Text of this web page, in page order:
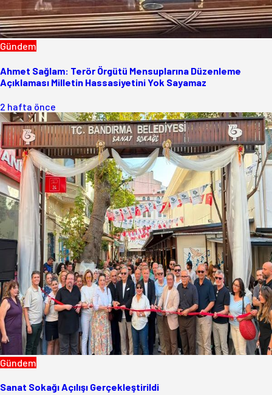
Gündem
Ahmet Sağlam: Terör Örgütü Mensuplarına Düzenleme
Açıklaması Milletin Hassasiyetini Yok Sayamaz
2 hafta önce
Gündem
Sanat Sokağı Açılışı Gerçekleştirildi